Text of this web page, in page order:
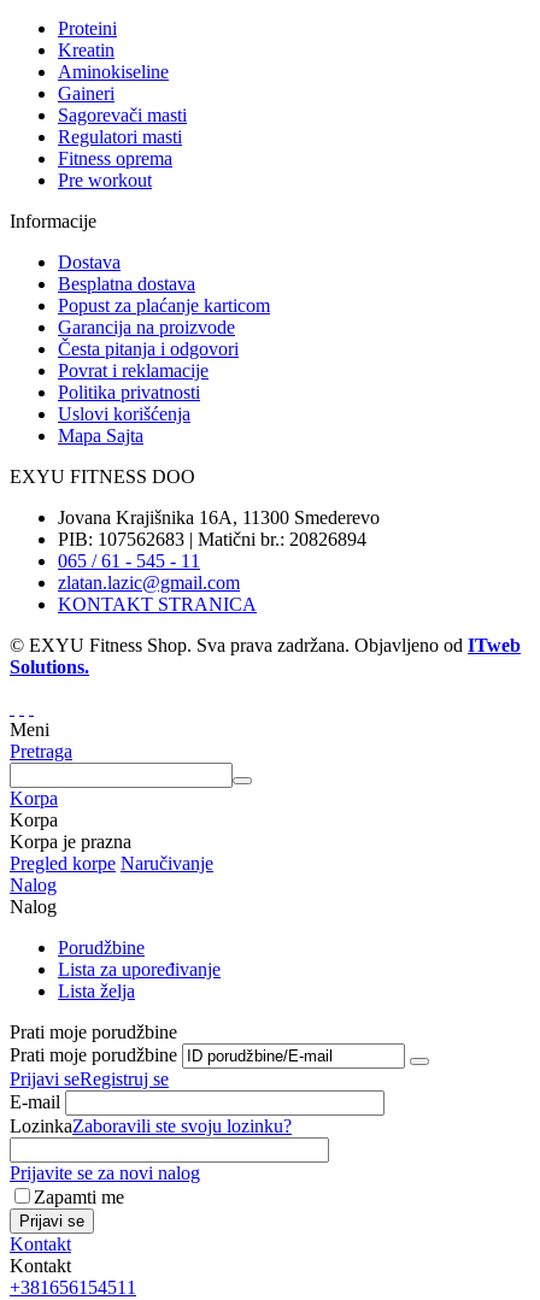
Proteini
Kreatin
Aminokiseline
Gaineri
Sagorevači masti
Regulatori masti
Fitness oprema
Pre workout
Informacije
Dostava
Besplatna dostava
Popust za plaćanje karticom
Garancija na proizvode
Česta pitanja i odgovori
Povrat i reklamacije
Politika privatnosti
Uslovi korišćenja
Mapa Sajta
EXYU FITNESS DOO
Jovana Krajišnika 16A, 11300 Smederevo
PIB: 107562683 | Matični br.: 20826894
065 / 61 - 545 - 11
zlatan.lazic@gmail.com
KONTAKT STRANICA
© EXYU Fitness Shop. Sva prava zadržana. Objavljeno od ITweb
Solutions.
Meni
Pretraga
Korpa
Korpa
Korpa je prazna
Pregled korpe Naručivanje
Nalog
Nalog
Porudžbine
Lista za upoređivanje
Lista želja
Prati moje porudžbine
Prati moje porudžbine
Prijavi seRegistruj se
E-mail
LozinkaZaboravili ste svoju lozinku?
Prijavite se za novi nalog
Zapamti me
Prijavi se
Kontakt
Kontakt
+381656154511